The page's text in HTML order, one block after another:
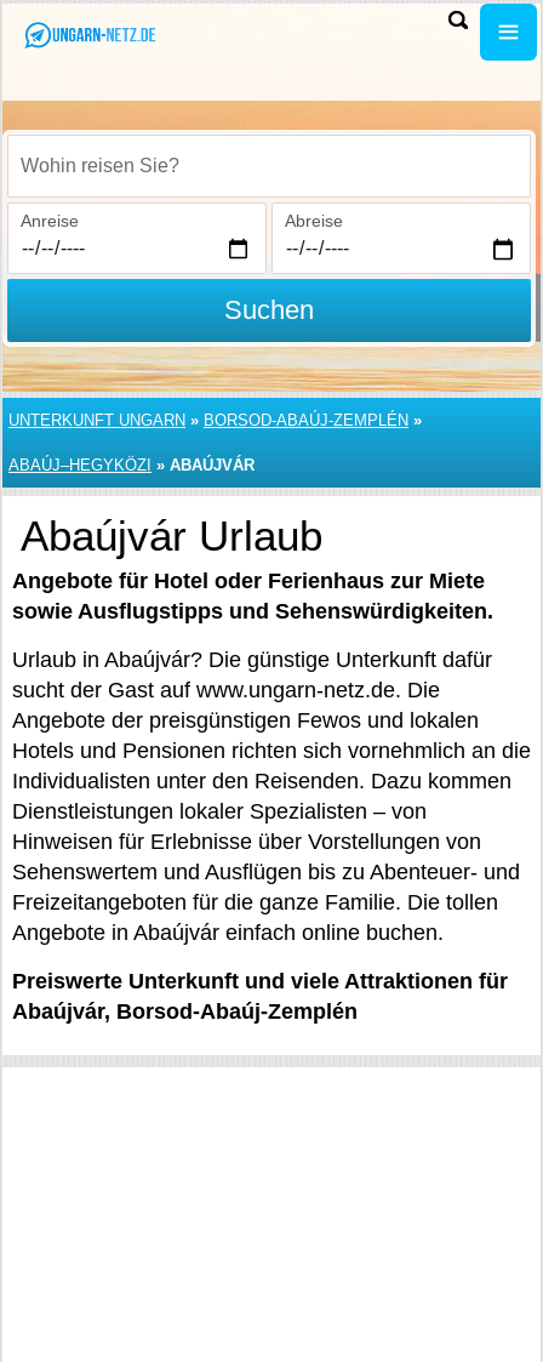
Wohin reisen Sie?
Anreise Abreise
Suchen
UNTERKUNFT UNGARN » BORSOD-ABAÚJ-ZEMPLÉN »
ABAÚJ–HEGYKÖZI » ABAÚJVÁR
Abaújvár Urlaub
Angebote für Hotel oder Ferienhaus zur Miete
sowie Ausflugstipps und Sehenswürdigkeiten.
Urlaub in Abaújvár? Die günstige Unterkunft dafür
sucht der Gast auf www.ungarn-netz.de. Die
Angebote der preisgünstigen Fewos und lokalen
Hotels und Pensionen richten sich vornehmlich an die
Individualisten unter den Reisenden. Dazu kommen
Dienstleistungen lokaler Spezialisten – von
Hinweisen für Erlebnisse über Vorstellungen von
Sehenswertem und Ausflügen bis zu Abenteuer- und
Freizeitangeboten für die ganze Familie. Die tollen
Angebote in Abaújvár einfach online buchen.
Preiswerte Unterkunft und viele Attraktionen für
Abaújvár, Borsod-Abaúj-Zemplén